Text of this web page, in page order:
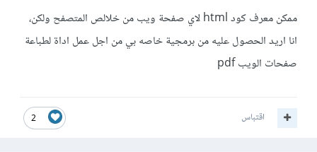
ممكن معرف كود html لاي صفحة ويب من خلالص المتصفح ولكن،
انا اريد الحصول عليه من برمجية خاصه بي من اجل عمل اداة لطباعة
صفحات الويب pdf
2 اقتباس